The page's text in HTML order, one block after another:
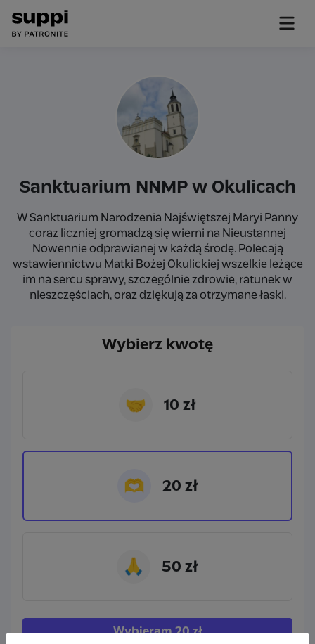
Sanktuarium NNMP w Okulicach
W Sanktuarium Narodzenia Najświętszej Maryi Panny
coraz liczniej gromadzą się wierni na Nieustannej
Nowennie odprawianej w każdą środę. Polecają
wstawiennictwu Matki Bożej Okulickiej wszelkie leżące
im na sercu sprawy, szczególnie zdrowie, ratunek w
nieszczęściach, oraz dziękują za otrzymane łaski.
Wybierz kwotę
🤝 10 zł
🫶 20 zł
🙏 50 zł
Wybieram 20 zł